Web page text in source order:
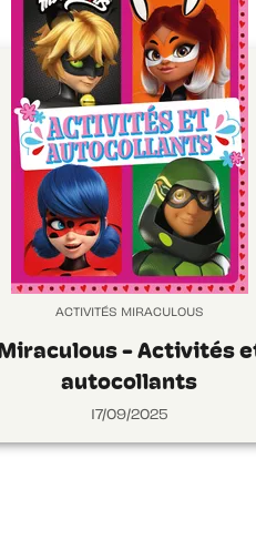
ACTIVITÉS MIRACULOUS
- Activités
autocollants
17/09/2025